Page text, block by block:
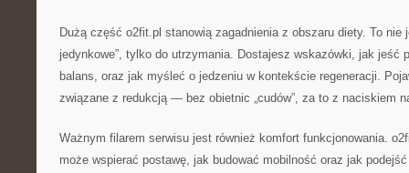
Dużą część o2fit.pl stanowią zagadnienia z obszaru diety. To nie
jedynkowe”, tylko do utrzymania. Dostajesz wskazówki, jak jeść
balans, oraz jak myśleć o jedzeniu w kontekście regeneracji.
związane z redukcją — bez obietnic „cudów”, za to z naciskiem
Ważnym filarem serwisu jest również komfort funkcjonowania.
może wspierać postawę, jak budować mobilność oraz jak